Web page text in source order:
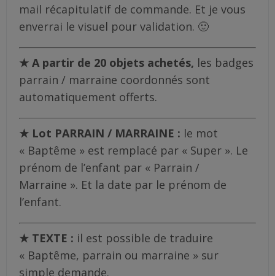
mail récapitulatif de commande. Et je vous
enverrai le visuel pour validation. 🙂
★ A partir de 20 objets achetés, les badges
parrain / marraine coordonnés sont
automatiquement offerts.
★ Lot PARRAIN / MARRAINE : le mot
« Baptême » est remplacé par « Super ». Le
prénom de l’enfant par « Parrain /
Marraine ». Et la date par le prénom de
l’enfant.
★ TEXTE : il est possible de traduire
« Baptême, parrain ou marraine » sur
simple demande.